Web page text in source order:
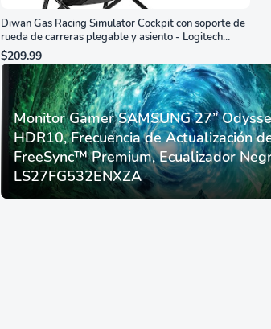
Diwan Gas Racing Simulator Cockpit con soporte de
rueda de carreras plegable y asiento - Logitech
G29/920/923/27/25, Thrustmaster
T248/X/T300RS/T150/458/TX
$209.99
Monitor Gamer SAMSUNG 27”
HDR10, Frecuencia de Actualización
FreeSync™ Premium, Ecualizador
LS27FG532ENXZA